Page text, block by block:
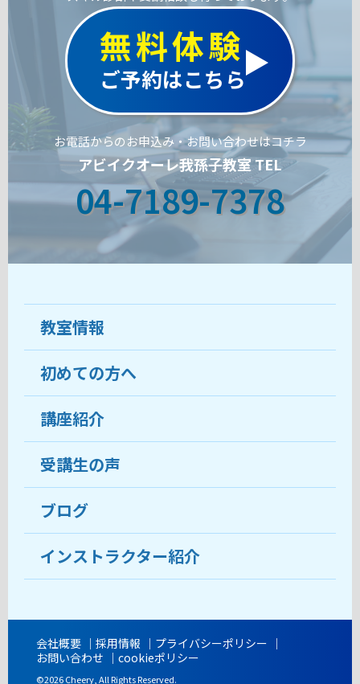
無料体験
ご予約はこちら
お電話からのお申込み・お問い合わせはコチラ
アビイクオーレ我孫子教室 TEL
04-7189-7378
教室情報
教室について
受講生の声
おすすめ・人気の講座
目的から講座を探す
教室ブログ
開講時間
初めての方へ
ココがおすすめ
料金
受講までの流れ
よくあるご質問
講座紹介
受講生の声
ブログ
インストラクター紹介
会社概要 採用情報
プライバシーポリシー
お問い合わせ
cookieポリシー
©2026 Cheery, All Rights Reserved.